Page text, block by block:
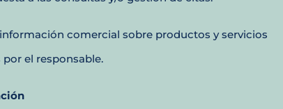
comercial sobre productos y servicios
el responsable.